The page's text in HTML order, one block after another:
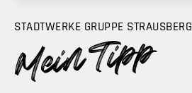
STADTWERKE GRUPPE STRAUSBERG